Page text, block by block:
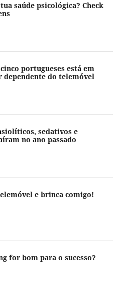
saúde psicológica? Check
portugueses está em
dependente do telemóvel
sedativos e
no ano passado
e brinca comigo!
for bom para o sucesso?